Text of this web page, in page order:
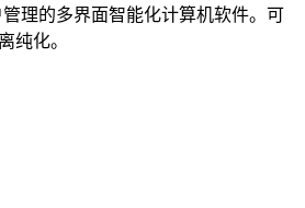
理的多界面智能化计算机软件。可
纯化。